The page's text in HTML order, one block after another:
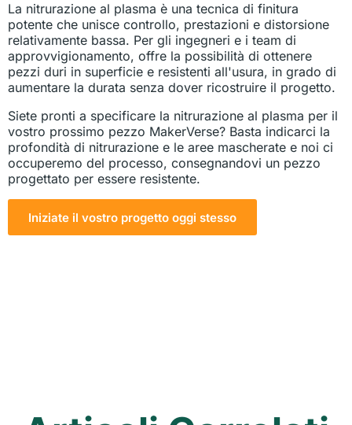
La nitrurazione al plasma è una tecnica di finitura
potente che unisce controllo, prestazioni e distorsione
relativamente bassa. Per gli ingegneri e i team di
approvvigionamento, offre la possibilità di ottenere
pezzi duri in superficie e resistenti all'usura, in grado di
aumentare la durata senza dover ricostruire il progetto.
Siete pronti a specificare la nitrurazione al plasma per il
vostro prossimo pezzo MakerVerse? Basta indicarci la
profondità di nitrurazione e le aree mascherate e noi ci
occuperemo del processo, consegnandovi un pezzo
progettato per essere resistente.
Iniziate il vostro progetto oggi stesso